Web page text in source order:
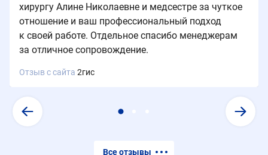
хирургу Алине Николаевне и медсестре за чуткое
отношение и ваш профессиональный подход
к своей работе. Отдельное спасибо менеджерам
за отличное сопровождение.
Отзыв с сайта 2гис
Все отзывы